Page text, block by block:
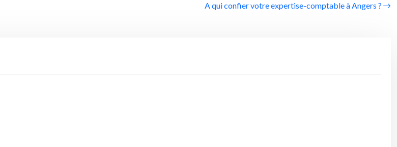
A qui confier votre expertise-comptable à Angers ?